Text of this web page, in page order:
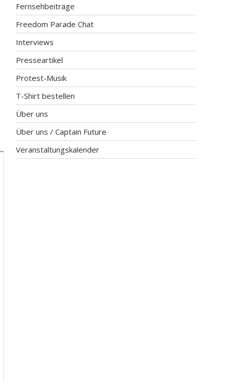
Fernsehbeiträge
Freedom Parade Chat
Interviews
Presseartikel
Protest-Musik
T-Shirt bestellen
Über uns
Über uns / Captain Future
Veranstaltungskalender